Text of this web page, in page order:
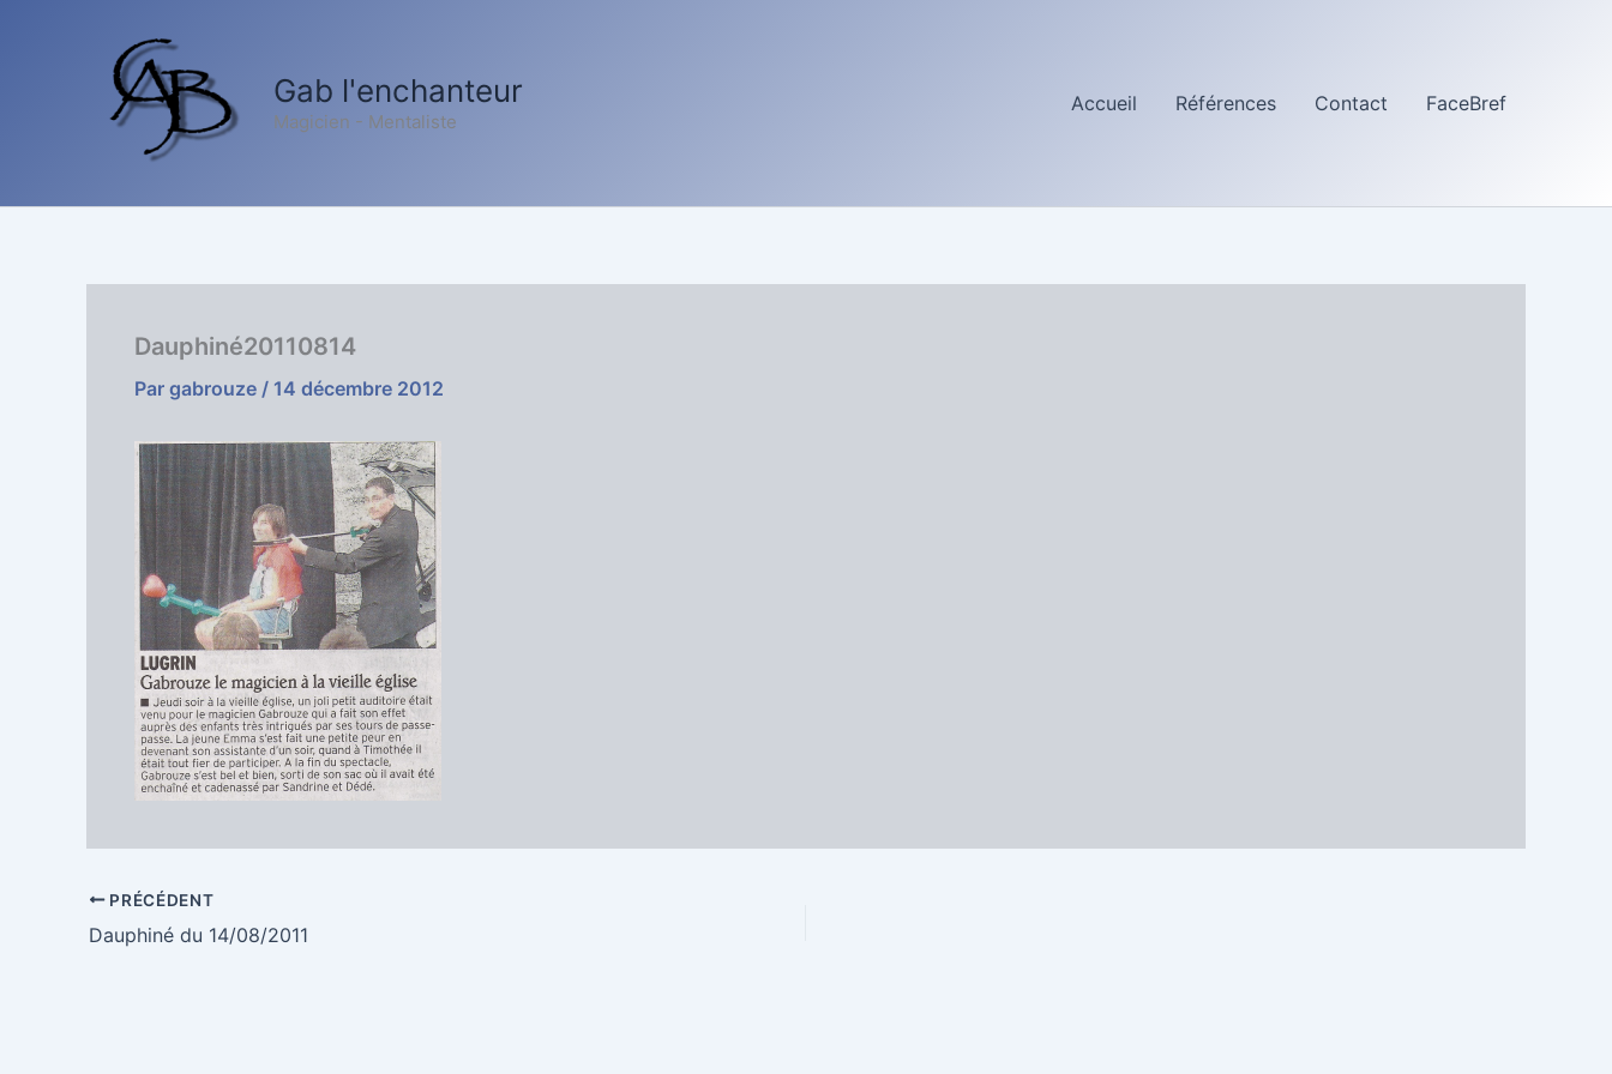
Gab l'enchanteur
Magicien - Mentaliste
Accueil Références Contact FaceBref
Dauphiné20110814
Par gabrouze / 14 décembre 2012
PRÉCÉDENT
Dauphiné du 14/08/2011